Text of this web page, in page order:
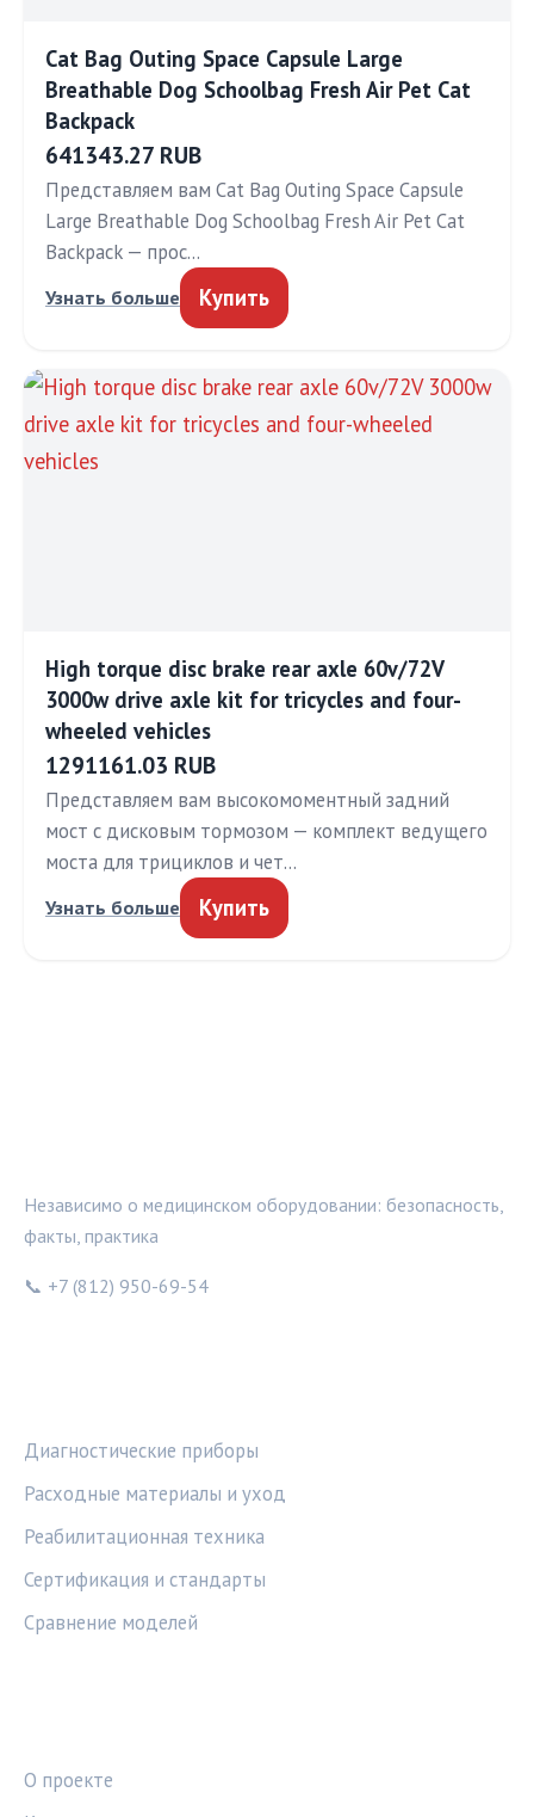
Cat Bag Outing Space Capsule Large
Breathable Dog Schoolbag Fresh Air Pet Cat
Backpack
641343.27 RUB
Представляем вам Cat Bag Outing Space Capsule
Large Breathable Dog Schoolbag Fresh Air Pet Cat
Backpack — прос…
Узнать больше Купить
High torque disc brake rear axle 60v/72V
3000w drive axle kit for tricycles and four-
wheeled vehicles
1291161.03 RUB
Представляем вам высокомоментный задний
мост с дисковым тормозом — комплект ведущего
моста для трициклов и чет…
Узнать больше Купить
Независимо о медицинском оборудовании: безопасность,
факты, практика
📞 +7 (812) 950-69-54
Диагностические приборы
Расходные материалы и уход
Реабилитационная техника
Сертификация и стандарты
Сравнение моделей
О проекте